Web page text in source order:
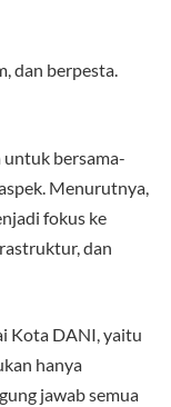
dan berpesta.
untuk bersama-
Menurutnya,
fokus ke
dan
Kota DANI, yaitu
hanya
jawab semua